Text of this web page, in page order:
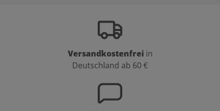
Versandkostenfrei in
Deutschland ab 60 €